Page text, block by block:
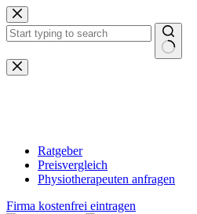
Zum
Inhalt
springen
Keine
Ergebnisse
Ratgeber
Preisvergleich
Physiotherapeuten anfragen
Firma kostenfrei eintragen